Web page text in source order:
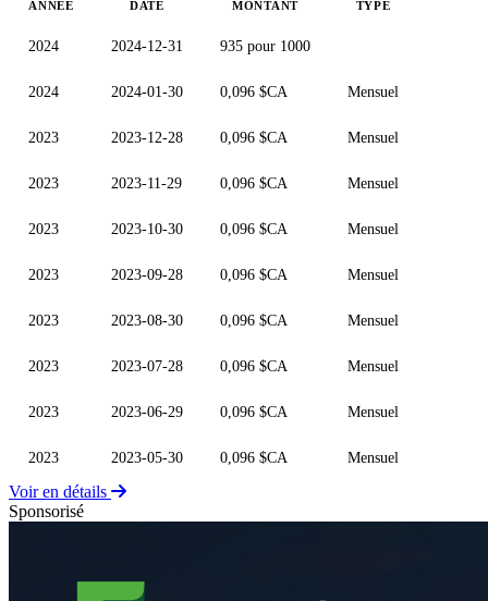
ANNÉE DATE MONTANT TYPE
2024 2024-12-31 935 pour 1000
2024 2024-01-30 0,096 $CA Mensuel
2023 2023-12-28 0,096 $CA Mensuel
2023 2023-11-29 0,096 $CA Mensuel
2023 2023-10-30 0,096 $CA Mensuel
2023 2023-09-28 0,096 $CA Mensuel
2023 2023-08-30 0,096 $CA Mensuel
2023 2023-07-28 0,096 $CA Mensuel
2023 2023-06-29 0,096 $CA Mensuel
2023 2023-05-30 0,096 $CA Mensuel
Voir en détails
Sponsorisé